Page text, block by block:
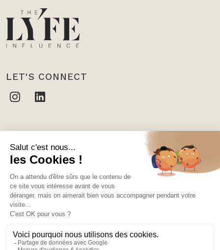
LET'S CONNECT
CONTACTEZ-NOUS
THE LYFE INFLUENCE
10 rue des Moulins, 75001 Paris
hello@the-lyfe.com